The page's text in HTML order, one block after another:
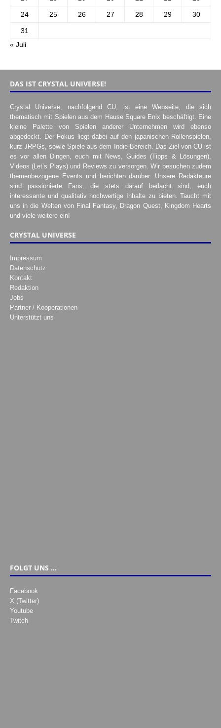
24 25 26 27 28 29 30
31
« Juli
DAS IST CRYSTAL UNIVERSE!
Crystal Universe, nachfolgend CU, ist eine Webseite, die sich
thematisch mit Spielen aus dem Hause Square Enix beschäftigt. Eine
kleine Palette von Spielen anderer Unternehmen wird ebenso
abgedeckt. Der Fokus liegt dabei auf den japanischen Rollenspielen,
kurz JRPGs, sowie Spiele aus dem Indie-Bereich. Das Ziel von CU ist
es vor allen Dingen, euch mit News, Guides (Tipps & Lösungen),
Videos (Let’s Plays) und Reviews zu versorgen. Wir besuchen zudem
themenbezogene Events und berichten darüber. Unsere Redakteure
sind passionierte Fans, die stets darauf bedacht sind, euch
interessante und qualitativ hochwertige Inhalte zu bieten. Taucht mit
uns in die Welten von Final Fantasy, Dragon Quest, Kingdom Hearts
und viele weitere ein!
CRYSTAL UNIVERSE
Impressum
Datenschutz
Kontakt
Redaktion
Jobs
Partner / Kooperationen
Unterstützt uns
FOLGT UNS …
Facebook
X (Twitter)
Youtube
Twitch